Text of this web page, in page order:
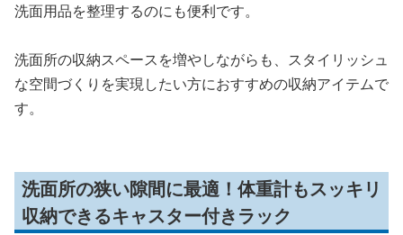
洗面用品を整理するのにも便利です。
洗面所の収納スペースを増やしながらも、スタイリッシュ
な空間づくりを実現したい方におすすめの収納アイテムで
す。
洗面所の狭い隙間に最適！体重計もスッキリ
収納できるキャスター付きラック